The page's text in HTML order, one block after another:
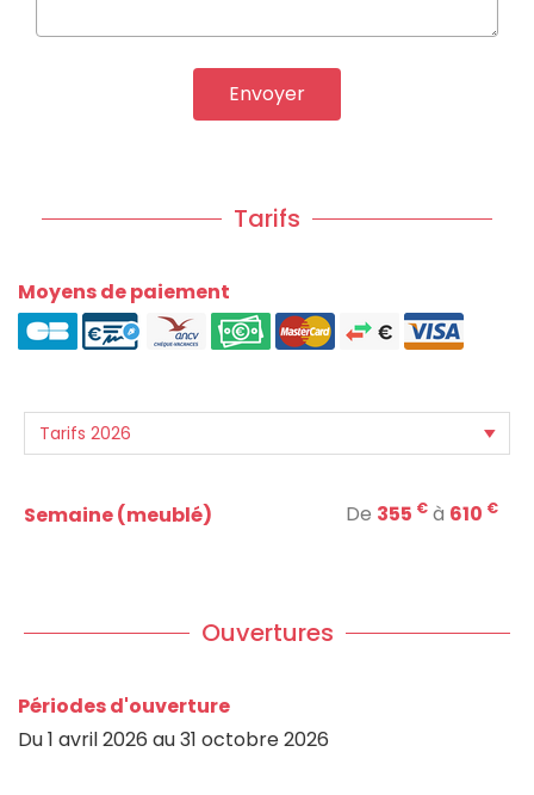
Envoyer
Tarifs
Moyens de paiement
Semaine (meublé) De 355 € à 610 €
Ouvertures
Périodes d'ouverture
Du1 avril 2026 au31 octobre 2026